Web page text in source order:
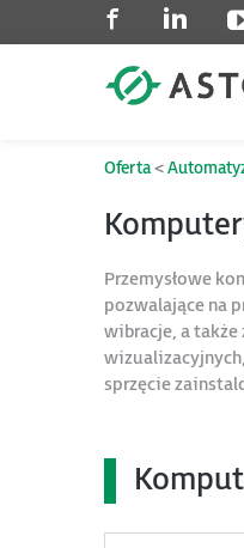
Oferta
Przemysłowe
pozwalające na
wibracje, a także
sprzęcie